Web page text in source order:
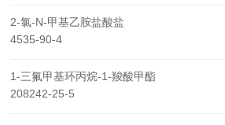
2-氯-N-甲基乙胺盐酸盐
4535-90-4
1-三氟甲基环丙烷-1-羧酸甲酯
208242-25-5